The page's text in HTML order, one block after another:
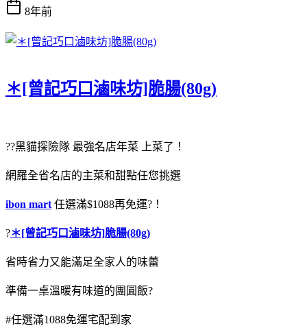
8年前
＊[曾記巧口滷味坊]脆腸(80g)
??黑貓探險隊 最強名店年菜 上菜了！
網羅全省名店的主菜和甜點任您挑選
ibon mart 任選滿$1088再免運?！
?＊[曾記巧口滷味坊]脆腸(80g)
省時省力又能滿足全家人的味蕾
準備一桌溫暖有味道的團圓飯?
#任選滿1088免運宅配到家